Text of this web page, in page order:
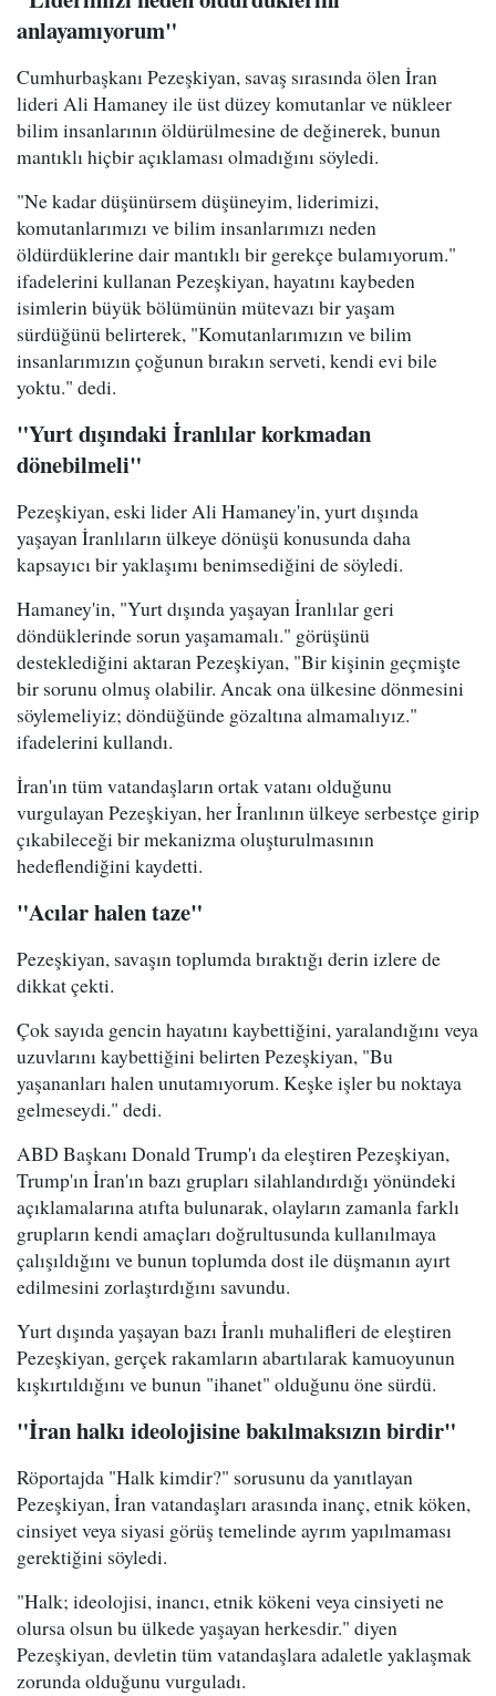
anlayamıyorum"
Cumhurbaşkanı Pezeşkiyan, savaş sırasında ölen İran
lideri Ali Hamaney ile üst düzey komutanlar ve nükleer
bilim insanlarının öldürülmesine de değinerek, bunun
mantıklı hiçbir açıklaması olmadığını söyledi.
"Ne kadar düşünürsem düşüneyim, liderimizi,
komutanlarımızı ve bilim insanlarımızı neden
öldürdüklerine dair mantıklı bir gerekçe bulamıyorum."
ifadelerini kullanan Pezeşkiyan, hayatını kaybeden
isimlerin büyük bölümünün mütevazı bir yaşam
sürdüğünü belirterek, "Komutanlarımızın ve bilim
insanlarımızın çoğunun bırakın serveti, kendi evi bile
yoktu." dedi.
"Yurt dışındaki İranlılar korkmadan
dönebilmeli"
Pezeşkiyan, eski lider Ali Hamaney'in, yurt dışında
yaşayan İranlıların ülkeye dönüşü konusunda daha
kapsayıcı bir yaklaşımı benimsediğini de söyledi.
Hamaney'in, "Yurt dışında yaşayan İranlılar geri
döndüklerinde sorun yaşamamalı." görüşünü
desteklediğini aktaran Pezeşkiyan, "Bir kişinin geçmişte
bir sorunu olmuş olabilir. Ancak ona ülkesine dönmesini
söylemeliyiz; döndüğünde gözaltına almamalıyız."
ifadelerini kullandı.
İran'ın tüm vatandaşların ortak vatanı olduğunu
vurgulayan Pezeşkiyan, her İranlının ülkeye serbestçe girip
çıkabileceği bir mekanizma oluşturulmasının
hedeflendiğini kaydetti.
"Acılar halen taze"
Pezeşkiyan, savaşın toplumda bıraktığı derin izlere de
dikkat çekti.
Çok sayıda gencin hayatını kaybettiğini, yaralandığını veya
uzuvlarını kaybettiğini belirten Pezeşkiyan, "Bu
yaşananları halen unutamıyorum. Keşke işler bu noktaya
gelmeseydi." dedi.
ABD Başkanı Donald Trump'ı da eleştiren Pezeşkiyan,
Trump'ın İran'ın bazı grupları silahlandırdığı yönündeki
açıklamalarına atıfta bulunarak, olayların zamanla farklı
grupların kendi amaçları doğrultusunda kullanılmaya
çalışıldığını ve bunun toplumda dost ile düşmanın ayırt
edilmesini zorlaştırdığını savundu.
Yurt dışında yaşayan bazı İranlı muhalifleri de eleştiren
Pezeşkiyan, gerçek rakamların abartılarak kamuoyunun
kışkırtıldığını ve bunun "ihanet" olduğunu öne sürdü.
"İran halkı ideolojisine bakılmaksızın birdir"
Röportajda "Halk kimdir?" sorusunu da yanıtlayan
Pezeşkiyan, İran vatandaşları arasında inanç, etnik köken,
cinsiyet veya siyasi görüş temelinde ayrım yapılmaması
gerektiğini söyledi.
"Halk; ideolojisi, inancı, etnik kökeni veya cinsiyeti ne
olursa olsun bu ülkede yaşayan herkesdir." diyen
Pezeşkiyan, devletin tüm vatandaşlara adaletle yaklaşmak
zorunda olduğunu vurguladı.